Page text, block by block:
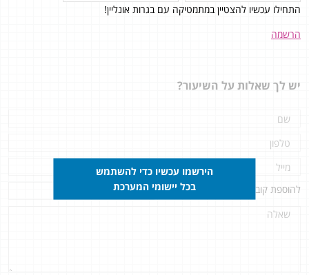
התחילו עכשיו להצטיין במתמטיקה עם בגרות אונליין!
הרשמה
יש לך שאלות על השיעור?
להוספת קובץ
הירשמו עכשיו כדי להשתמש
בכל יישומי המערכת